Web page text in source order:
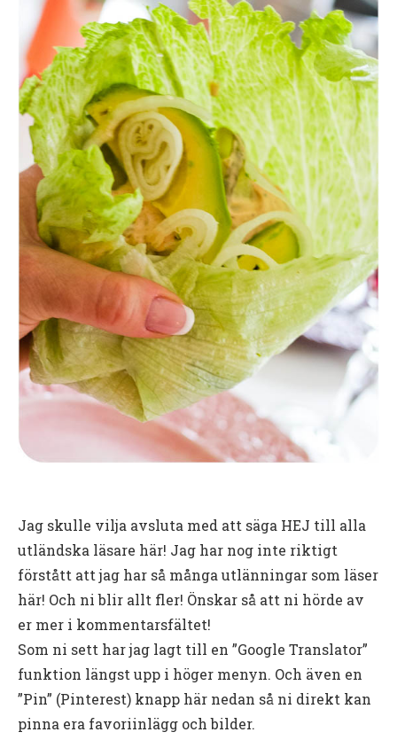
Jag skulle vilja avsluta med att säga HEJ till alla
utländska läsare här! Jag har nog inte riktigt
förstått att jag har så många utlänningar som läser
här! Och ni blir allt fler! Önskar så att ni hörde av
er mer i kommentarsfältet!
Som ni sett har jag lagt till en ”Google Translator”
funktion längst upp i höger menyn. Och även en
”Pin” (Pinterest) knapp här nedan så ni direkt kan
pinna era favoriinlägg och bilder.